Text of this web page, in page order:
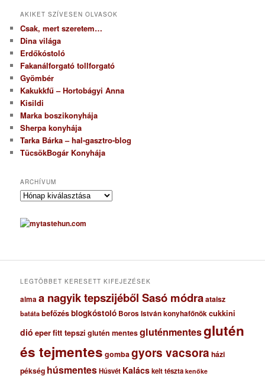
AKIKET SZÍVESEN OLVASOK
Csak, mert szeretem…
Dina világa
Erdőkóstoló
Fakanálforgató tollforgató
Gyömbér
Kakukkfű – Hortobágyi Anna
Kisildi
Marka boszikonyhája
Sherpa konyhája
Tarka Bárka – hal-gasztro-blog
TücsökBogár Konyhája
ARCHÍVUM
A
c
h
u
LEGTÖBBET KERESETT KIFEJEZÉSEK
almaa nagyik tepszijéből Sasó módraataisz
batáta befőzésblogkóstoló Boros István konyhafőnökcukkini
dió eperfitt tepszi glutén mentesgluténmentesglutén
és tejmentes gombagyors vacsora házi
pékség húsmentesHúsvét Kalácskelt tészta kenőke